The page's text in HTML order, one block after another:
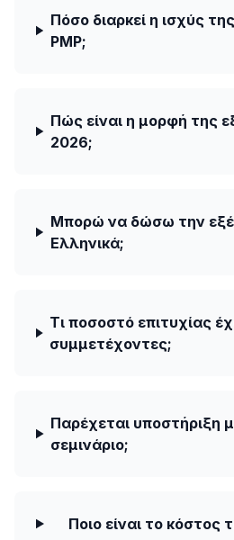
Πόσο διαρκεί η ισχύς
PMP;
Πώς είναι η μορφή της
2026;
Μπορώ να δώσω την
Ελληνικά;
Τι ποσοστό επιτυχίας
συμμετέχοντες;
Παρέχεται υποστήριξη
σεμινάριο;
Ποιο είναι το κόστος